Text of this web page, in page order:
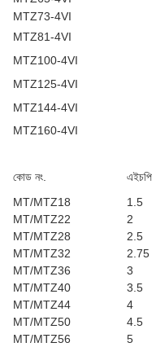
MTZ73-4VI
MTZ81-4VI
MTZ100-4VI
MTZ125-4VI
MTZ144-4VI
MTZ160-4VI
কোড নং. এইচপি
MT/MTZ18
1.5
MT/MTZ22
2
MT/MTZ28
2.5
MT/MTZ32
2.75
MT/MTZ36
3
MT/MTZ40
3.5
MT/MTZ44
4
MT/MTZ50
4.5
MT/MTZ56
5